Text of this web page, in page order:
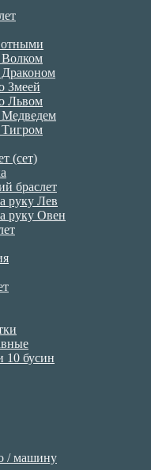
Волком
Драконом
Змеей
Львом
Медведем
Тигром
(сет)
браслет
руку Лев
руку Овен
10 бусин
/ машину